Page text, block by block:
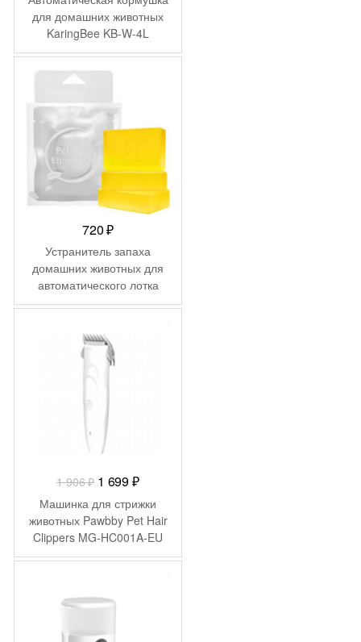
для домашних животных
KaringBee KB-W-4L
720₽
Устранитель запаха
домашних животных для
автоматического лотка
KaringBee C10-01
1 906₽ Первоначальная
цена
составляла
1
906 ₽.
1 699₽Текущая
цена:
1
699 ₽.
Машинка для стрижки
животных Pawbby Pet Hair
Clippers MG-HC001A-EU